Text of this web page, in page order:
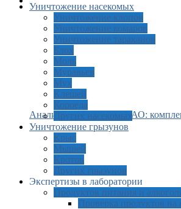
Анализ сточных вод в САО:
Уничтожение насекомых
Уничтожение клопов
Уничтожение комаров
Уничтожение тараканов
Блох
Моль
Муравьев
Мух
Клещей
Короеда
Других насекомых
Уничтожение грызунов
Крыс
Мышей
Кротов
Других грызунов
Экспертизы в лаборатории
Продуктов питания и
Проверка продуктов на